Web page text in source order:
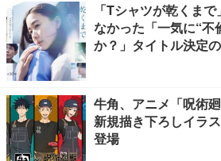
「Tシャツが乾くま
なかった「一気に“不
か？」タイトル決定
牛角、アニメ「呪術
新規描き下ろしイラ
登場